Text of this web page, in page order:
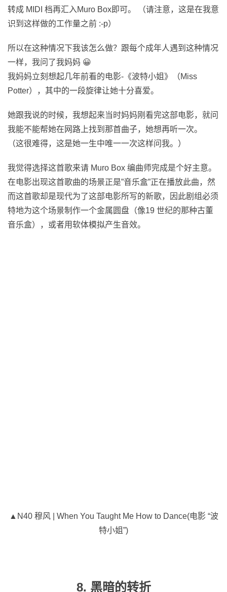
转成 MIDI 档再汇入Muro Box即可。 （请注意，这是在我意
识到这样做的工作量之前 :-p）
所以在这种情况下我该怎么做？跟每个成年人遇到这种情况
一样，我问了我妈妈 😀
我妈妈立刻想起几年前看的电影-《波特小姐》（Miss
Potter），其中的一段旋律让她十分喜爱。
她跟我说的时候，我想起来当时妈妈刚看完这部电影，就问
我能不能帮她在网路上找到那首曲子，她想再听一次。
（这很难得，这是她一生中唯一一次这样问我。）
我觉得选择这首歌来请 Muro Box 编曲师完成是个好主意。
在电影出现这首歌曲的场景正是”音乐盒”正在播放此曲，然
而这首歌却是现代为了这部电影所写的新歌，因此剧组必须
特地为这个场景制作一个金属圆盘（像19 世纪的那种古董
音乐盒），或者用软体模拟产生音效。
▲N40 穆风 | When You Taught Me How to Dance(电影 “波
特小姐”)
8. 黑暗的转折